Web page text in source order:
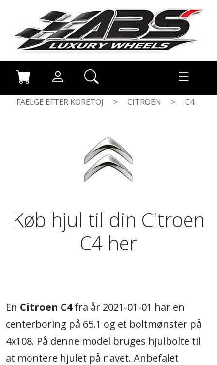
FAELGE EFTER KORETOJ > CITROEN > C4
Køb hjul til din Citroen
C4 her
En Citroen C4fra år 2021-01-01 har en
centerboring på 65.1 og et boltmønster på
4x108. På denne model bruges hjulbolte til
at montere hjulet på navet. Anbefalet